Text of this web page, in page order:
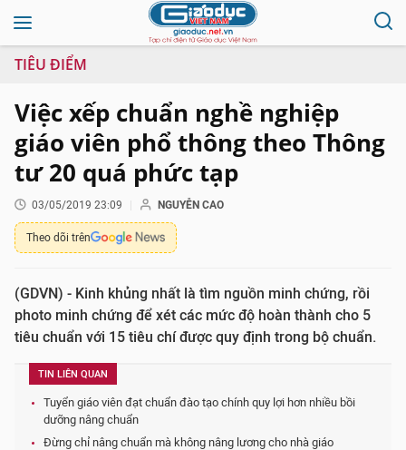
TIÊU ĐIỂM
Việc xếp chuẩn nghề nghiệp
giáo viên phổ thông theo Thông
tư 20 quá phức tạp
03/05/2019 23:09 NGUYỄN CAO
Theo dõi trên
(GDVN) - Kinh khủng nhất là tìm nguồn minh chứng, rồi
photo minh chứng để xét các mức độ hoàn thành cho 5
tiêu chuẩn với 15 tiêu chí được quy định trong bộ chuẩn.
TIN LIÊN QUAN
Tuyển giáo viên đạt chuẩn đào tạo chính quy lợi hơn nhiều bồi
dưỡng nâng chuẩn
Đừng chỉ nâng chuẩn mà không nâng lương cho nhà giáo